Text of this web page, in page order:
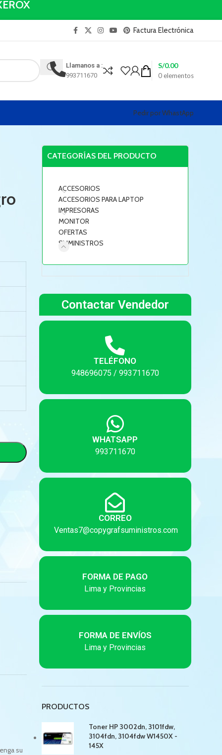
Factura Electrónica
Llamanos a :
993711670
0 elementos
S/0.00
Pedir por WhastApp
su
CATEGORÍAS DEL PRODUCTO
ACCESORIOS
ACCESORIOS PARA LAPTOP
IMPRESORAS
MONITOR
OFERTAS
SUMINISTROS
Contactar Vendedor
TELÉFONO
948696075 / 993711670
WHATSAPP
993711670
CORREO
Ventas7@copygrafsuministros.com
FORMA DE PAGO
Lima y Provincias
FORMA DE ENVÍOS
Lima y Provincias
PRODUCTOS
Toner HP 3002dn, 3101fdw,
3104fdn, 3104fdw W1450X -
145X